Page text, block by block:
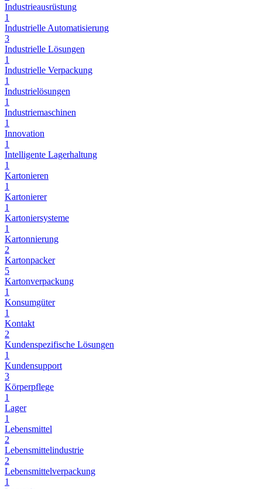
Industrieausrüstung
1
Industrielle Automatisierung
3
Industrielle Lösungen
1
Industrielle Verpackung
1
Industrielösungen
1
Industriemaschinen
1
Innovation
1
Intelligente Lagerhaltung
1
Kartonieren
1
Kartonierer
1
Kartoniersysteme
1
Kartonnierung
2
Kartonpacker
5
Kartonverpackung
1
Konsumgüter
1
Kontakt
2
Kundenspezifische Lösungen
1
Kundensupport
3
Körperpflege
1
Lager
1
Lebensmittel
2
Lebensmittelindustrie
2
Lebensmittelverpackung
1